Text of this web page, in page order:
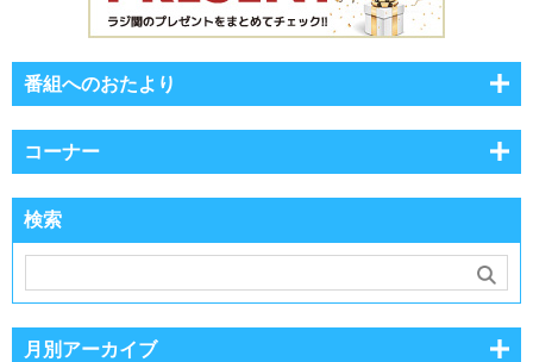
番組へのおたより
コーナー
検索
月別アーカイブ